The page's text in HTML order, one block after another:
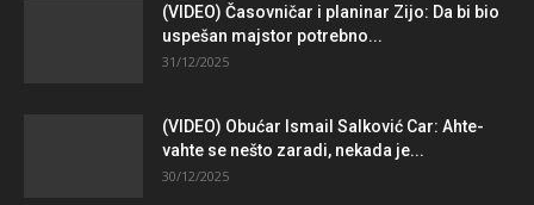
(VIDEO) Časovničar i planinar Zijo: Da bi bio
uspešan majstor potrebno...
31/12/2025
(VIDEO) Obućar Ismail Salković Car: Ahte-
vahte se nešto zaradi, nekada je...
30/12/2025